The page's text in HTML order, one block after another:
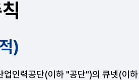
)
업인력공단(이하 "공단")의 큐넷(이